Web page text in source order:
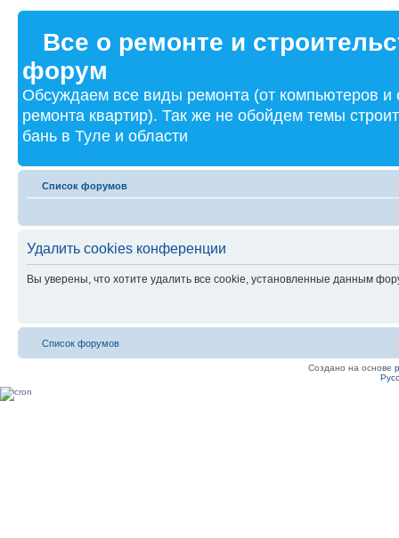
Все о ремонте и
форум
Обсуждаем все виды ремонта (от компьютеров
ремонта квартир). Так же не обойдем темы
бань в Туле и области
Список форумов
Удалить cookies конференции
Вы уверены, что хотите удалить все cookie, установленные данным
Список форумов
Создано на основе